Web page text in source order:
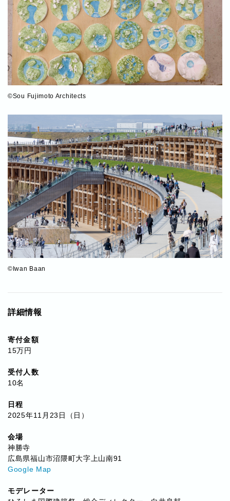
©Sou Fujimoto Architects
©Iwan Baan
詳細情報
寄付金額
15万円
受付人数
10名
日程
2025年11月23日（日）
会場
神勝寺
広島県福山市沼隈町大字上山南91
Google Map
モデレーター